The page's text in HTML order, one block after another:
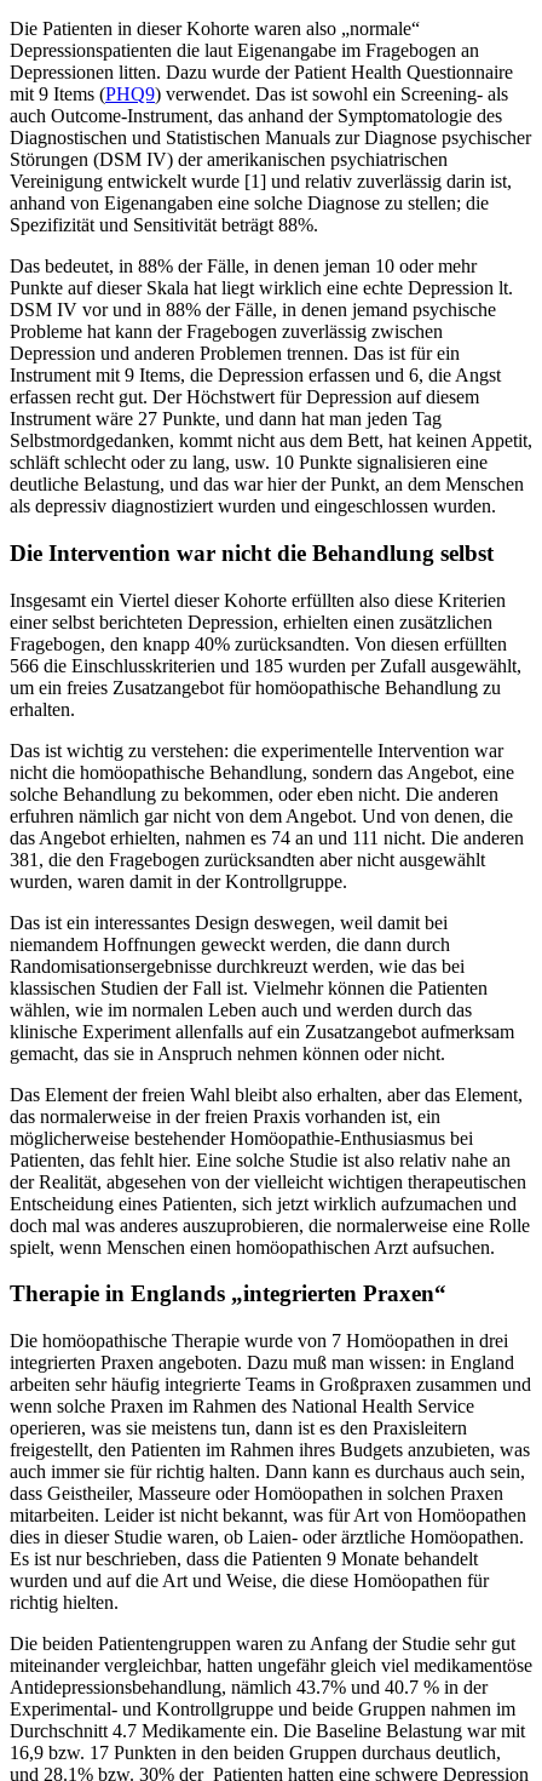
Die Patienten in dieser Kohorte waren also „normale“
Depressionspatienten die laut Eigenangabe im Fragebogen an
Depressionen litten. Dazu wurde der Patient Health Questionnaire
mit 9 Items (PHQ9) verwendet. Das ist sowohl ein Screening- als
auch Outcome-Instrument, das anhand der Symptomatologie des
Diagnostischen und Statistischen Manuals zur Diagnose psychischer
Störungen (DSM IV) der amerikanischen psychiatrischen
Vereinigung entwickelt wurde [1] und relativ zuverlässig darin ist,
anhand von Eigenangaben eine solche Diagnose zu stellen; die
Spezifizität und Sensitivität beträgt 88%.
Das bedeutet, in 88% der Fälle, in denen jeman 10 oder mehr
Punkte auf dieser Skala hat liegt wirklich eine echte Depression lt.
DSM IV vor und in 88% der Fälle, in denen jemand psychische
Probleme hat kann der Fragebogen zuverlässig zwischen
Depression und anderen Problemen trennen. Das ist für ein
Instrument mit 9 Items, die Depression erfassen und 6, die Angst
erfassen recht gut. Der Höchstwert für Depression auf diesem
Instrument wäre 27 Punkte, und dann hat man jeden Tag
Selbstmordgedanken, kommt nicht aus dem Bett, hat keinen Appetit,
schläft schlecht oder zu lang, usw. 10 Punkte signalisieren eine
deutliche Belastung, und das war hier der Punkt, an dem Menschen
als depressiv diagnostiziert wurden und eingeschlossen wurden.
Die Intervention war nicht die Behandlung selbst
Insgesamt ein Viertel dieser Kohorte erfüllten also diese Kriterien
einer selbst berichteten Depression, erhielten einen zusätzlichen
Fragebogen, den knapp 40% zurücksandten. Von diesen erfüllten
566 die Einschlusskriterien und 185 wurden per Zufall ausgewählt,
um ein freies Zusatzangebot für homöopathische Behandlung zu
erhalten.
Das ist wichtig zu verstehen: die experimentelle Intervention war
nicht die homöopathische Behandlung, sondern das Angebot, eine
solche Behandlung zu bekommen, oder eben nicht. Die anderen
erfuhren nämlich gar nicht von dem Angebot. Und von denen, die
das Angebot erhielten, nahmen es 74 an und 111 nicht. Die anderen
381, die den Fragebogen zurücksandten aber nicht ausgewählt
wurden, waren damit in der Kontrollgruppe.
Das ist ein interessantes Design deswegen, weil damit bei
niemandem Hoffnungen geweckt werden, die dann durch
Randomisationsergebnisse durchkreuzt werden, wie das bei
klassischen Studien der Fall ist. Vielmehr können die Patienten
wählen, wie im normalen Leben auch und werden durch das
klinische Experiment allenfalls auf ein Zusatzangebot aufmerksam
gemacht, das sie in Anspruch nehmen können oder nicht.
Das Element der freien Wahl bleibt also erhalten, aber das Element,
das normalerweise in der freien Praxis vorhanden ist, ein
möglicherweise bestehender Homöopathie-Enthusiasmus bei
Patienten, das fehlt hier. Eine solche Studie ist also relativ nahe an
der Realität, abgesehen von der vielleicht wichtigen therapeutischen
Entscheidung eines Patienten, sich jetzt wirklich aufzumachen und
doch mal was anderes auszuprobieren, die normalerweise eine Rolle
spielt, wenn Menschen einen homöopathischen Arzt aufsuchen.
Therapie in Englands „integrierten Praxen“
Die homöopathische Therapie wurde von 7 Homöopathen in drei
integrierten Praxen angeboten. Dazu muß man wissen: in England
arbeiten sehr häufig integrierte Teams in Großpraxen zusammen und
wenn solche Praxen im Rahmen des National Health Service
operieren, was sie meistens tun, dann ist es den Praxisleitern
freigestellt, den Patienten im Rahmen ihres Budgets anzubieten, was
auch immer sie für richtig halten. Dann kann es durchaus auch sein,
dass Geistheiler, Masseure oder Homöopathen in solchen Praxen
mitarbeiten. Leider ist nicht bekannt, was für Art von Homöopathen
dies in dieser Studie waren, ob Laien- oder ärztliche Homöopathen.
Es ist nur beschrieben, dass die Patienten 9 Monate behandelt
wurden und auf die Art und Weise, die diese Homöopathen für
richtig hielten.
Die beiden Patientengruppen waren zu Anfang der Studie sehr gut
miteinander vergleichbar, hatten ungefähr gleich viel medikamentöse
Antidepressionsbehandlung, nämlich 43.7% und 40.7 % in der
Experimental- und Kontrollgruppe und beide Gruppen nahmen im
Durchschnitt 4.7 Medikamente ein. Die Baseline Belastung war mit
16,9 bzw. 17 Punkten in den beiden Gruppen durchaus deutlich,
und 28.1% bzw. 30% der Patienten hatten eine schwere Depression